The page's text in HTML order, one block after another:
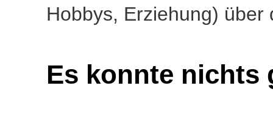
Hobbys, Erziehung) über
Es konnte nichts